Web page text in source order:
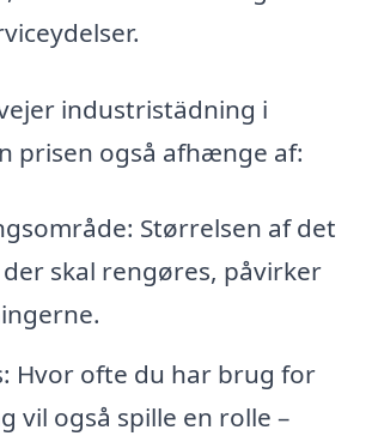
industristädning i
prisen også afhænge af:
Størrelsen af det
skal rengøres, påvirker
Hvor ofte du har brug for
vil også spille en rolle –